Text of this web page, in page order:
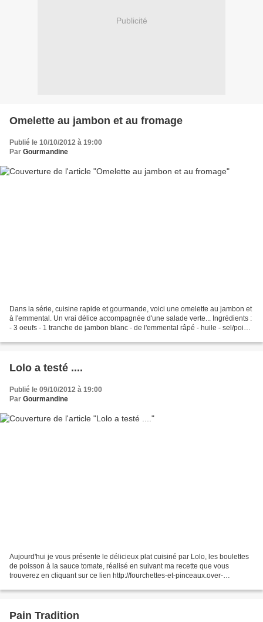
Publicité
Omelette au jambon et au fromage
Publié le 10/10/2012 à 19:00
Par Gourmandine
Dans la série, cuisine rapide et gourmande, voici une omelette au jambon et
à l'emmental. Un vrai délice accompagnée d'une salade verte... Ingrédients :
- 3 oeufs - 1 tranche de jambon blanc - de l'emmental râpé - huile - sel/poivre
Lolo a testé ....
Publié le 09/10/2012 à 19:00
Par Gourmandine
Aujourd'hui je vous présente le délicieux plat cuisiné par Lolo, les boulettes
de poisson à la sauce tomate, réalisé en suivant ma recette que vous
trouverez en cliquant sur ce lien http://fourchettes-et-pinceaux.over-
Pain Tradition